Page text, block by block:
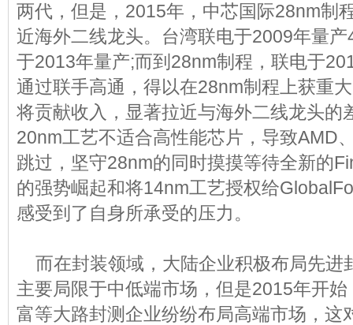
两代，但是，2015年，中芯国际28nm制
近海外二线龙头。台湾联电于2009年量
于2013年量产;而到28nm制程，联电于
通过联手高通，得以在28nm制程上获重
将贡献收入，显著拉近与海外二线龙头的
20nm工艺不适合高性能芯片，导致AMD
跳过，坚守28nm的同时摸摸等待全新的
的强势崛起和将14nm工艺授权给
感受到了自身所承受的压力。
而在封装领域，大陆企业积极布局先进
主要局限于中低端市场，但是2015年开
富等大路封测企业纷纷布局高端市场，这